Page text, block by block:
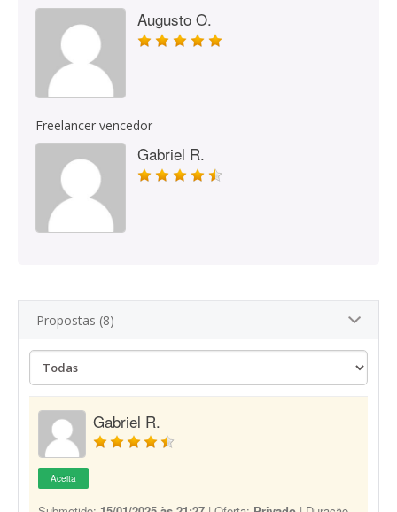
Augusto O.
Freelancer vencedor
Gabriel R.
Propostas (8)
Gabriel R.
Aceita